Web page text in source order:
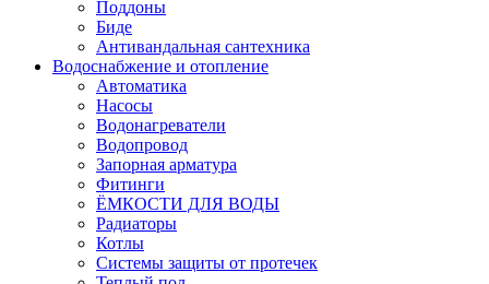
Поддоны
Биде
Антивандальная сантехника
Водоснабжение и отопление
Автоматика
Насосы
Водонагреватели
Водопровод
Запорная арматура
Фитинги
ЁМКОСТИ ДЛЯ ВОДЫ
Радиаторы
Котлы
Системы защиты от протечек